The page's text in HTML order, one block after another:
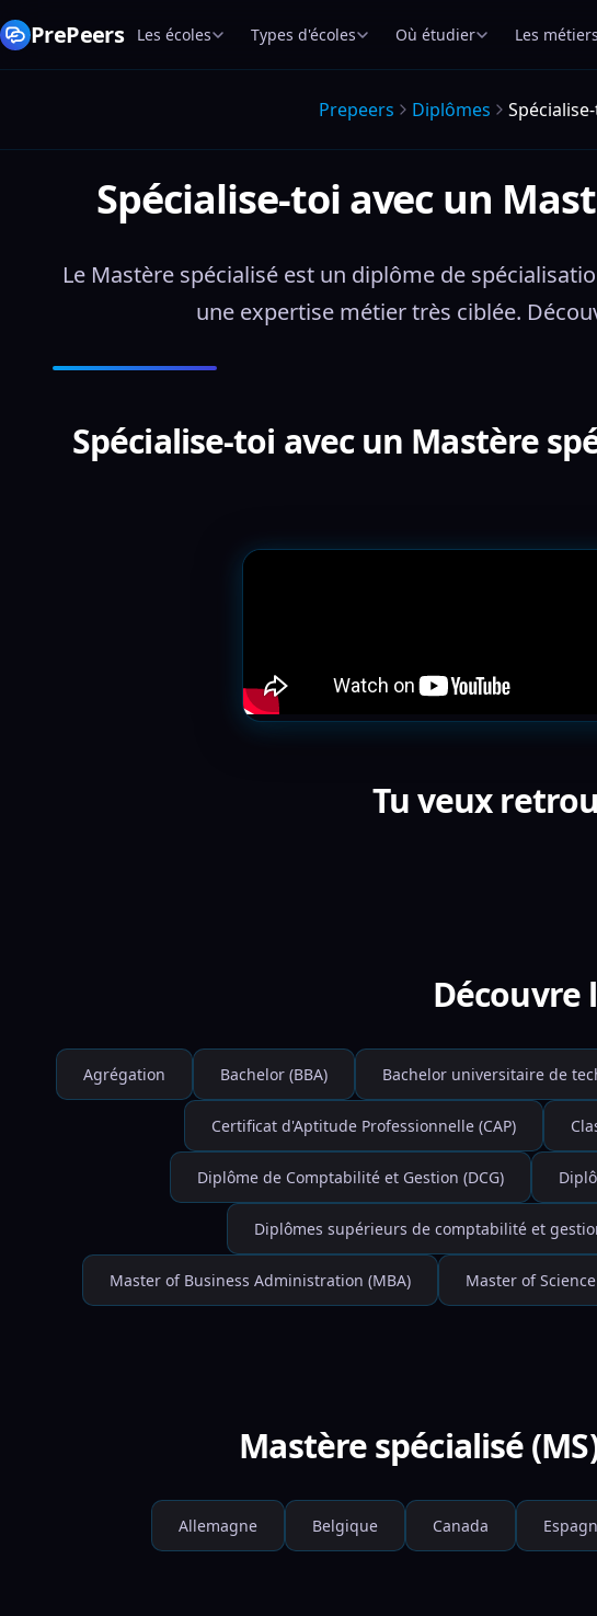
PrePeers Les écoles Types d'écoles Où étudier Les métiers
Prepeers Diplômes
Spécialise-toi avec un
Le Mastère spécialisé est un diplôme de
une expertise métier très ciblée.
Spécialise-toi avec un Mastère
Tu veux
Découvre
Agrégation Bachelor (BBA) Bachelor universitaire de
Certificat d'Aptitude Professionnelle (CAP)
Diplôme de Comptabilité et Gestion (DCG)
Diplômes supérieurs de comptabilité et
Master of Business Administration (MBA) Master of
Mastère spécialisé
Allemagne Belgique Canada